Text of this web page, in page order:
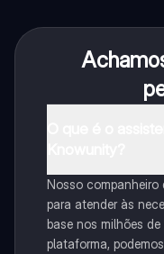
Nosso
para atender às
base nos milhões
plataforma,